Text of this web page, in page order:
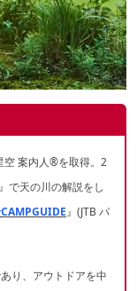
空 案内人®を取得。2
で天の川の解説をし
』(JTB パ
り、アウトドアを中